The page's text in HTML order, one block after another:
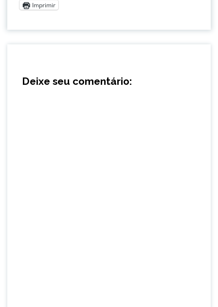
Imprimir
Deixe seu comentário: